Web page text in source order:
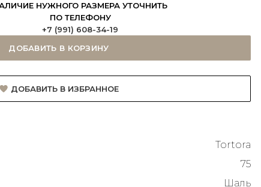
НУЖНОГО РАЗМЕРА УТОЧНИТЬ
ПО ТЕЛЕФОНУ
+7 (991) 608-34-19
ДОБАВИТЬ В КОРЗИНУ
ДОБАВИТЬ В ИЗБРАННОЕ
Tortora
75
Шаль